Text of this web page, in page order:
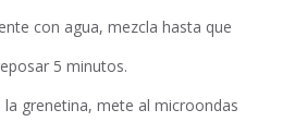
con agua, mezcla hasta que
5 minutos.
la grenetina, mete al microondas